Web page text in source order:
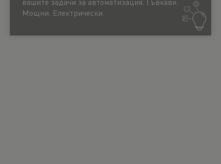
конфигуриран онлайн, ще се радваме да
разработим решение, съобразено с вашите
Мощни. Електрически.